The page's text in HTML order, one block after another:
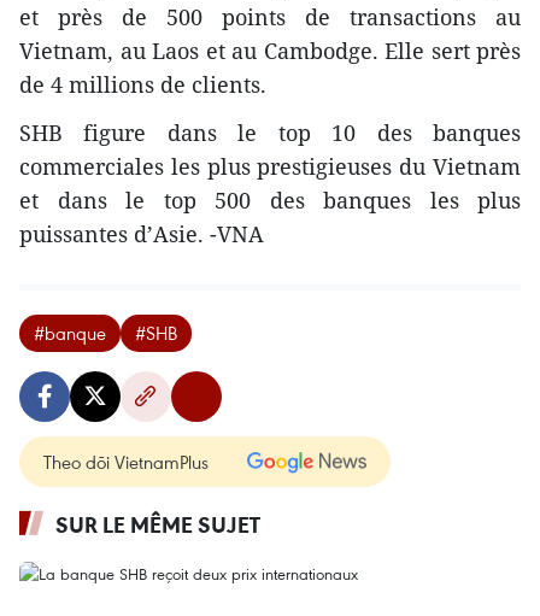
et près de 500 points de transactions au
Vietnam, au Laos et au Cambodge. Elle sert près
de 4 millions de clients.
SHB figure dans le top 10 des banques
commerciales les plus prestigieuses du Vietnam
et dans le top 500 des banques les plus
puissantes d’Asie. -VNA
#banque #SHB
Theo dõi VietnamPlus
SUR LE MÊME SUJET